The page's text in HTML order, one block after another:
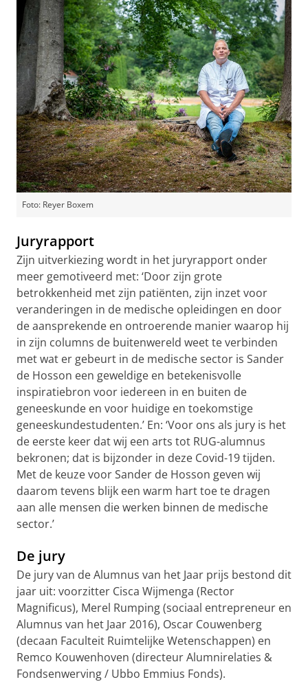
Foto: Reyer Boxem
Juryrapport
Zijn uitverkiezing wordt in het juryrapport onder
meer gemotiveerd met: ‘Door zijn grote
betrokkenheid met zijn patiënten, zijn inzet voor
veranderingen in de medische opleidingen en door
de aansprekende en ontroerende manier waarop hij
in zijn columns de buitenwereld weet te verbinden
met wat er gebeurt in de medische sector is Sander
de Hosson een geweldige en betekenisvolle
inspiratiebron voor iedereen in en buiten de
geneeskunde en voor huidige en toekomstige
geneeskundestudenten.’ En: ‘Voor ons als jury is het
de eerste keer dat wij een arts tot RUG-alumnus
bekronen; dat is bijzonder in deze Covid-19 tijden.
Met de keuze voor Sander de Hosson geven wij
daarom tevens blijk een warm hart toe te dragen
aan alle mensen die werken binnen de medische
sector.’
De jury
De jury van de Alumnus van het Jaar prijs bestond dit
jaar uit: voorzitter Cisca Wijmenga (Rector
Magnificus), Merel Rumping (sociaal entrepreneur en
Alumnus van het Jaar 2016), Oscar Couwenberg
(decaan Faculteit Ruimtelijke Wetenschappen) en
Remco Kouwenhoven (directeur Alumnirelaties &
Fondsenwerving / Ubbo Emmius Fonds).